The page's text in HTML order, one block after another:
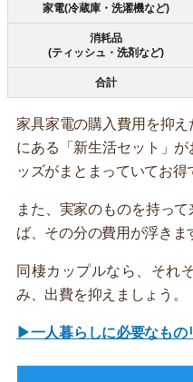
家電(冷蔵庫・洗濯機など)
消耗品
(ティッシュ・洗剤など)
合計
家具家電の購入費用を抑
にある「新生活セット」
ッズがまとまっていてお得
また、実家のものを持っ
ば、その分の費用が浮きま
同棲カップルなら、それ
み、出費を抑えましょう。
▶一人暮らしに必要なもの